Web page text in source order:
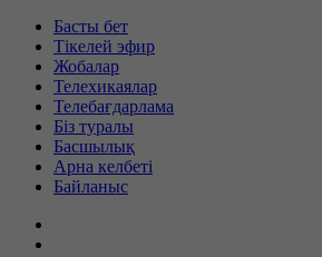
Басты бет
Тікелей эфир
Жобалар
Телехикаялар
Телебағдарлама
Біз туралы
Басшылық
Арна келбеті
Байланыс